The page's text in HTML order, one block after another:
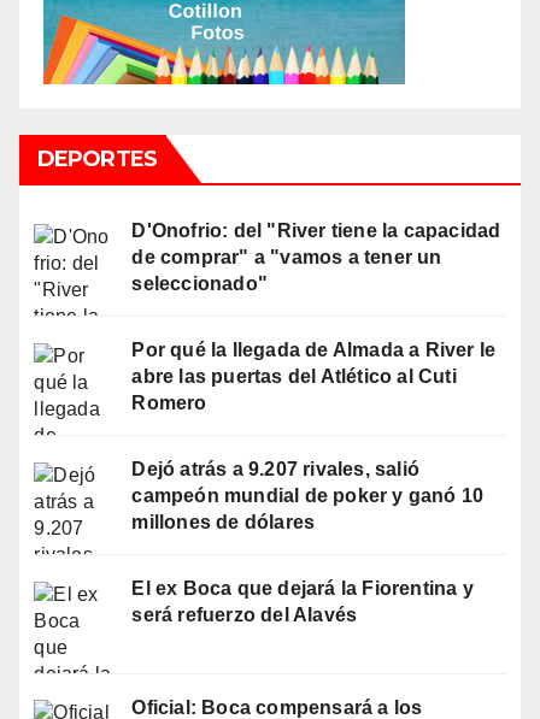
DEPORTES
D'Onofrio: del "River tiene la capacidad
de comprar" a "vamos a tener un
seleccionado"
Por qué la llegada de Almada a River le
abre las puertas del Atlético al Cuti
Romero
Dejó atrás a 9.207 rivales, salió
campeón mundial de poker y ganó 10
millones de dólares
El ex Boca que dejará la Fiorentina y
será refuerzo del Alavés
Oficial: Boca compensará a los